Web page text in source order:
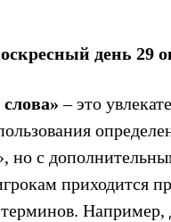
день 29
– это
но с
приходится
Например,